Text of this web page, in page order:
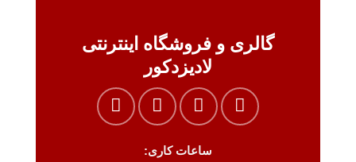
گالری و فروشگاه اینترنتی
لادیزدکور
ساعات کاری: